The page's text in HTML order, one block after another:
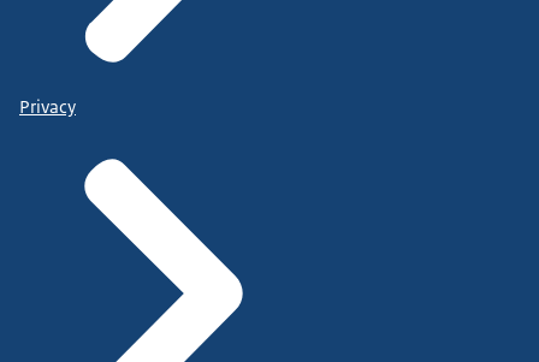
Privacy